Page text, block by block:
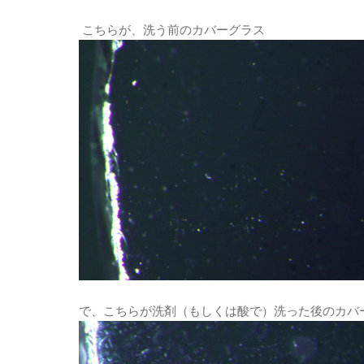
こちらが、洗う前のカバーグラス
で、こちらが洗剤（もしくは酸で）洗った後のカバ